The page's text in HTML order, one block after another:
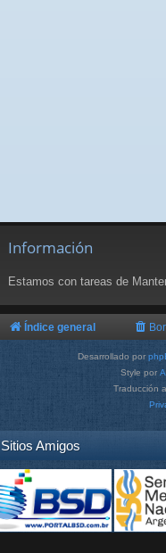
Información
Estamos con tareas de
Índice general
Desarrollado por
Style por
Traducción
Sitios Amigos